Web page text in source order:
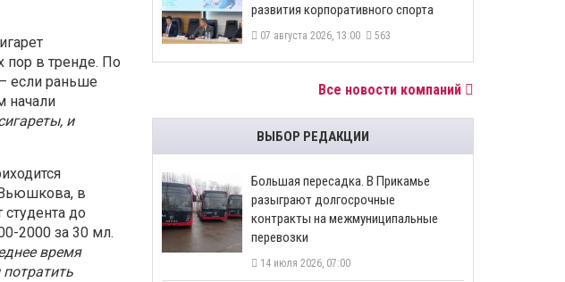
пор в тренде. По
если раньше
начали
и
Вьюшкова, в
до
2000 за 30 мл.
время
развития корпоративного спорта
07 августа 2026, 13:00 563
Все новости компаний
ВЫБОР РЕДАКЦИИ
Большая пересадка. В Прикамье
разыграют долгосрочные
контракты на межмуниципальные
перевозки
14 июля 2026, 07:00